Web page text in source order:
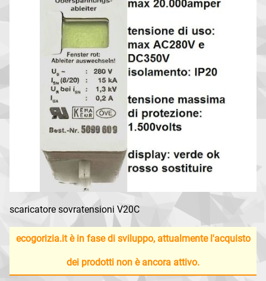
scaricatore sovratensioni V20C
ecogorizia.it è in fase di sviluppo, attualmente l'acquisto
dei prodotti non è ancora attivo.